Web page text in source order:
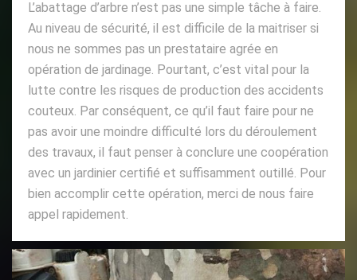
L’abattage d’arbre n’est pas une simple tâche à faire.
Au niveau de sécurité, il est difficile de la maitriser si
nous ne sommes pas un prestataire agrée en
opération de jardinage. Pourtant, c’est vital pour la
lutte contre les risques de production des accidents
couteux. Par conséquent, ce qu’il faut faire pour ne
pas avoir une moindre difficulté lors du déroulement
des travaux, il faut penser à conclure une coopération
avec un jardinier certifié et suffisamment outillé. Pour
bien accomplir cette opération, merci de nous faire
appel rapidement.